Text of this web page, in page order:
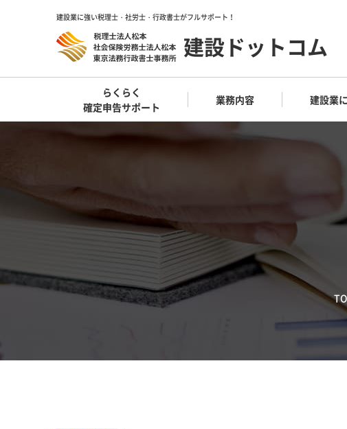
建設業に強い税理士・社労士・行政書士がフルサポート！
建設ドットコム
らくらく
確定申告サポート
業務内容 建設業